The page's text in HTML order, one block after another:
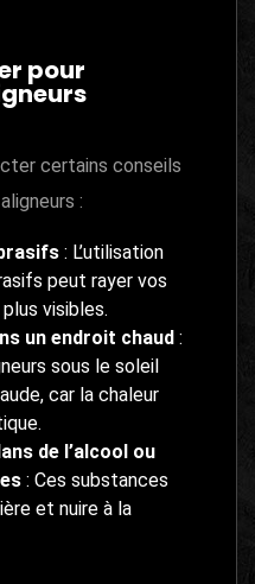
pour
certains conseils
:
: L’utilisation
peut rayer vos
visibles.
un endroit chaud :
sous le soleil
car la chaleur
de l’alcool ou
: Ces substances
et nuire à la